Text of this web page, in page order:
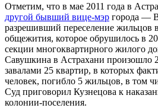
Отметим, что в мае 2011 года в
другой бывший вице-мэр города —
разрешивший переселение жильцов
общежития, которое обрушилось в
секции многоквартирного жилого
Савушкина в Астрахани произошло
завалами 25 квартир, в которых
человек, погибло 5 жильцов, в том
Суд приговорил Кузнецова к
колонии-поселения.